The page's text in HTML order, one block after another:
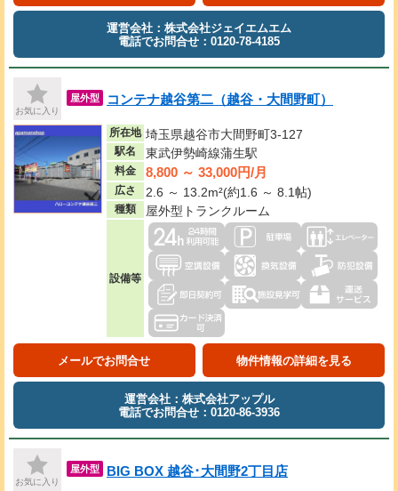
運営会社：株式会社ジェイエムエム
電話でお問合せ：0120-78-4185
お気に入り
屋外型 コンテナ越谷第二（越谷・大間野町）
所在地 埼玉県越谷市大間野町3-127
駅名 東武伊勢崎線蒲生駅
料金 8,800 ～ 33,000円/月
広さ 2.6 ～ 13.2m²(約1.6 ～ 8.1帖)
種類 屋外型トランクルーム
設備等
メールでお問合せ 物件情報の詳細を見る
運営会社：株式会社アップル
電話でお問合せ：0120-86-3936
お気に入り
屋外型 BIG BOX 越谷･大間野2丁目店